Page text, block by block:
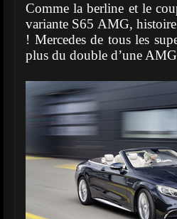
Comme la berline et le
variante S65 AMG,
! Mercedes de tous les
plus du double d’une